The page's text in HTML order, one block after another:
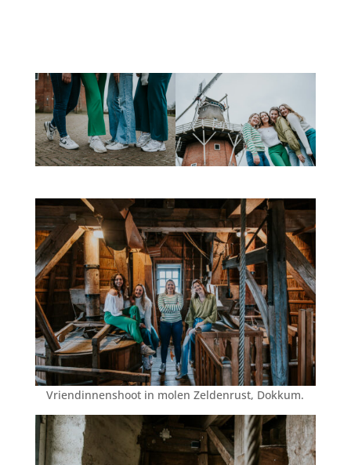
Vriendinnenshoot in molen Zeldenrust, Dokkum.